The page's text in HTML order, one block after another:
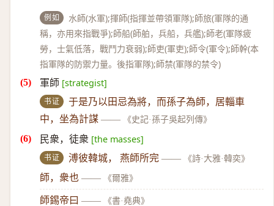
例如
水師(水軍);揮師(指揮並帶領軍隊);師旅(軍隊的通
稱，亦用來指戰爭);師船(師舶，兵船，兵艦);師老(軍隊疲
勞，士氣低落，戰鬥力衰弱);師吏(軍吏);師令(軍令);師幹(本
指軍隊的防禦力量。後指軍隊);師禁(軍隊的禁令)
軍師 [strategist]
书证
于是乃以田忌為將，而孫子為師，居輜車
中，坐為計謀 —— 《史記·孫子吳起列傳》
民衆，徒衆 [the masses]
书证 溥彼韓城， 燕師所完 —— 《詩·大雅·韓奕》
師，衆也 —— 《爾雅》
師錫帝曰 —— 《書·堯典》